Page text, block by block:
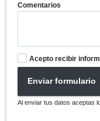
Comentarios
Acepto recibir
Enviar formulario
Al enviar tus datos aceptas